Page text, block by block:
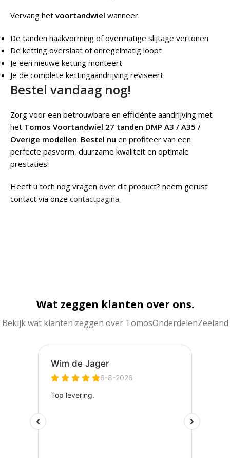
Vervang het voortandwiel wanneer:
De tanden haakvorming of overmatige slijtage vertonen
De ketting overslaat of onregelmatig loopt
Je een nieuwe ketting monteert
Je de complete kettingaandrijving reviseert
Bestel vandaag nog!
Zorg voor een betrouwbare en efficiënte aandrijving met
het Tomos Voortandwiel 27 tanden DMP A3 / A35 /
Overige modellen. Bestel nu en profiteer van een
perfecte pasvorm, duurzame kwaliteit en optimale
prestaties!
Heeft u toch nog vragen over dit product? neem gerust
contact via onze contactpagina.
Wat zeggen klanten over ons.
Bekijk wat klanten zeggen over TomosOnderdelenZeeland